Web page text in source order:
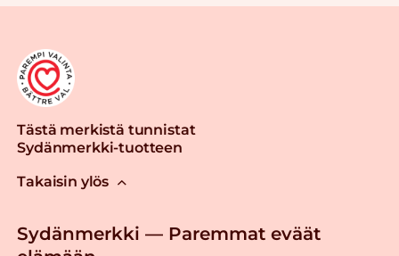
Tästä merkistä tunnistat
Sydänmerkki-tuotteen
Takaisin ylös
Sydänmerkki — Paremmat eväät